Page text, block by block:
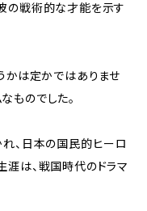
の戦術的な才能を示す
かは定かではありませ
ものでした。
、日本の国民的ヒーロ
涯は、戦国時代のドラマ